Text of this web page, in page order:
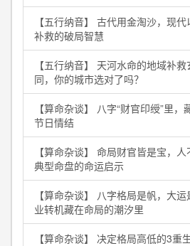
【五行纳音】 古代用金淘沙，现
补救的破局智慧
【五行纳音】 天河水命的地域补
同，你的城市选对了吗？
【算命杂谈】 八字“财官印绶”里
节日情结
【算命杂谈】 命局财官皆是宝，
典型命盘的命运启示
【算命杂谈】 八字格局是帆，大
业转机藏在命局的潮汐里
【算命杂谈】 决定格局高低的3重